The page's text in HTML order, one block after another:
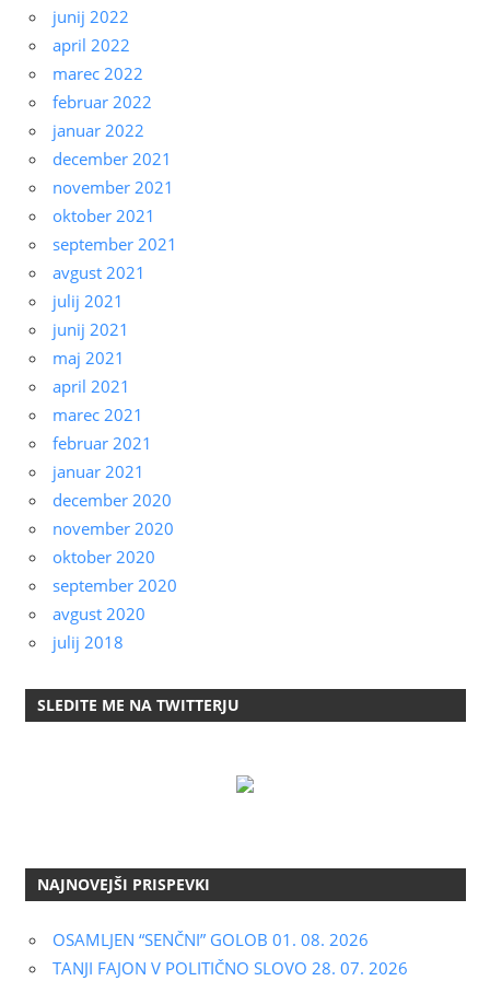
junij 2022
april 2022
marec 2022
februar 2022
januar 2022
december 2021
november 2021
oktober 2021
september 2021
avgust 2021
julij 2021
junij 2021
maj 2021
april 2021
marec 2021
februar 2021
januar 2021
december 2020
november 2020
oktober 2020
september 2020
avgust 2020
julij 2018
SLEDITE ME NA TWITTERJU
NAJNOVEJŠI PRISPEVKI
OSAMLJEN “SENČNI” GOLOB 01. 08. 2026
TANJI FAJON V POLITIČNO SLOVO 28. 07. 2026